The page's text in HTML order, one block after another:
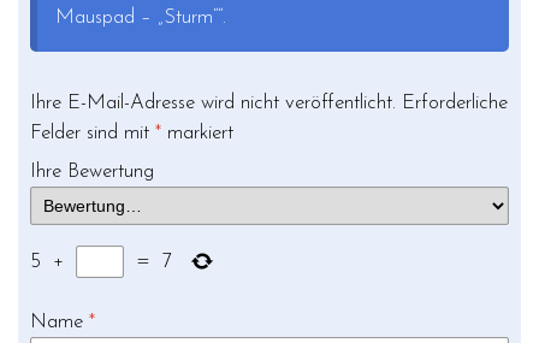
Mauspad – „Sturm““.
Ihre E-Mail-Adresse wird nicht veröffentlicht. Erforderliche
Felder sind mit * markiert
Ihre Bewertung
Name *
5 + = 7